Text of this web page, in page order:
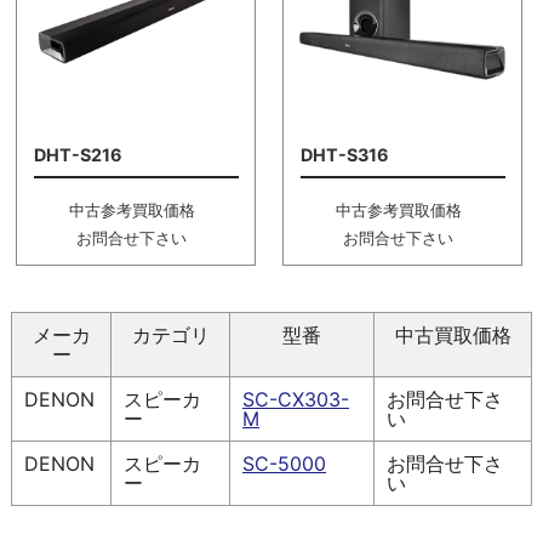
DHT-S216
中古参考買取価格
お問合せ下さい
DHT-S316
中古参考買取価格
お問合せ下さい
メーカ
ー
カテゴリ 型番 中古買取価格
DENON
スピーカ
ー
SC-CX303-
M
お問合せ下さ
い
DENON
スピーカ
ー
SC-5000
お問合せ下さ
い